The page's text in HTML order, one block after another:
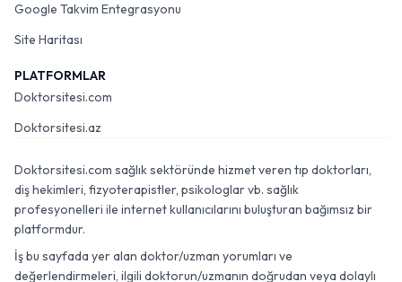
Google Takvim Entegrasyonu
Site Haritası
PLATFORMLAR
Doktorsitesi.com
Doktorsitesi.az
Doktorsitesi.com sağlık sektöründe hizmet veren tıp doktorları,
diş hekimleri, fizyoterapistler, psikologlar vb. sağlık
profesyonelleri ile internet kullanıcılarını buluşturan bağımsız bir
platformdur.
İş bu sayfada yer alan doktor/uzman yorumları ve
değerlendirmeleri, ilgili doktorun/uzmanın doğrudan veya dolaylı